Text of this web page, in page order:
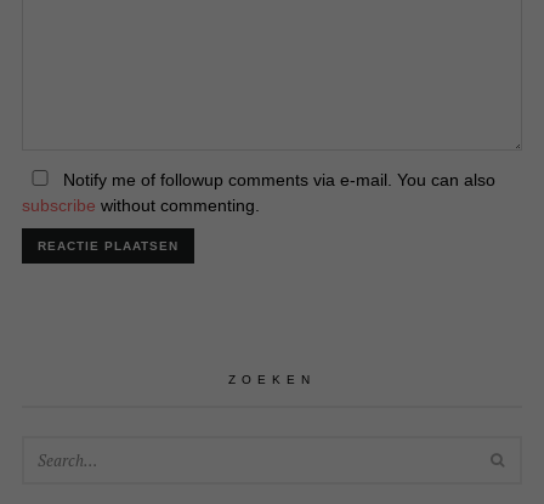
Notify me of followup comments via e-mail. You can also
subscribe without commenting.
ZOEKEN